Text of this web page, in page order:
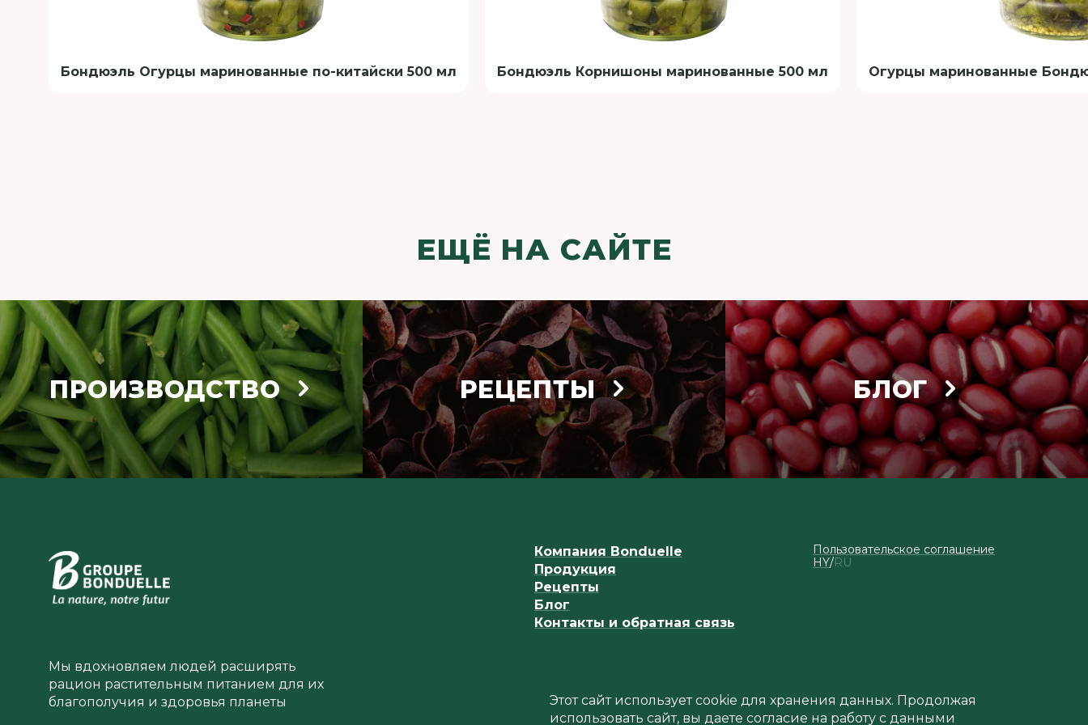
Бондюэль Огурцы маринованные по-китайски 500 мл Бондюэль Корнишоны маринованные 500 мл Огурцы маринованные
ЕЩЁ НА САЙТЕ
ПРОИЗВОДСТВО РЕЦЕПТЫ БЛОГ
Мы вдохновляем людей расширять
рацион растительным питанием для их
благополучия и здоровья планеты
Компания Bonduelle
Продукция
Рецепты
Блог
Контакты и обратная связь
Пользовательское соглашение
HY RU
Этот сайт использует cookie для хранения данных. Продолжая
использовать сайт, вы даете согласие на работу с данными